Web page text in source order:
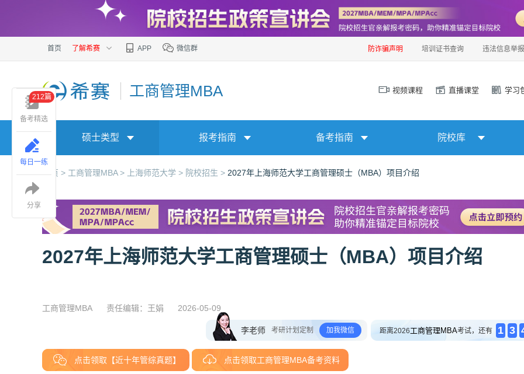
首页 了解希赛 APP 微信群 防诈骗声明 培训证书查询 违法信息举报
工商管理MBA 视频课程 直播课堂 学习
硕士类型 报考指南 备考指南 院校库
首页 > 工商管理MBA > 上海师范大学 > 院校招生 > 2027年上海师范大学工商管理硕士（MBA）项目介绍
2027年上海师范大学工商管理硕士（MBA）项目介绍
工商管理MBA 责任编辑：王娟 2026-05-09
李老师 考研计划定制 加我微信 距离2026工商管理MBA考试，还有 1 3
点击领取【近十年管综真题】 点击领取工商管理MBA备考资料
备考精选
212篇
每日一练
分享